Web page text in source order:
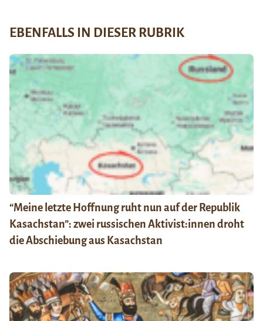
EBENFALLS IN DIESER RUBRIK
“Meine letzte Hoffnung ruht nun auf der Republik
Kasachstan”: zwei russischen Aktivist:innen droht
die Abschiebung aus Kasachstan